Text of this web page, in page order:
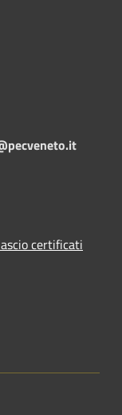
certificati